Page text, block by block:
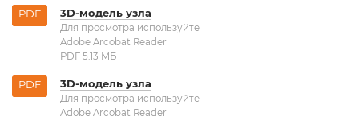
PDF 3D-модель узла
Для просмотра используйте
Adobe Arcobat Reader
PDF 5.13 MБ
PDF 3D-модель узла
Для просмотра используйте
Adobe Arcobat Reader